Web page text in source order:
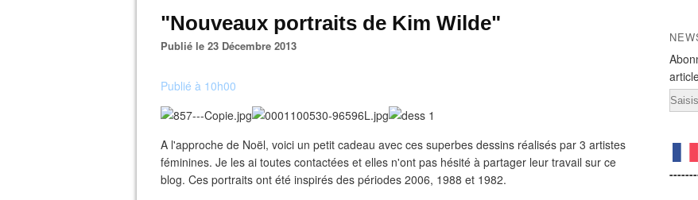
"Nouveaux portraits de Kim Wilde"
Publié le 23 Décembre 2013
Publié à 10h00
A l'approche de Noël, voici un petit cadeau avec ces superbes dessins réalisés par 3 artistes
féminines. Je les ai toutes contactées et elles n'ont pas hésité à partager leur travail sur ce
blog. Ces portraits ont été inspirés des périodes 2006, 1988 et 1982.
Email